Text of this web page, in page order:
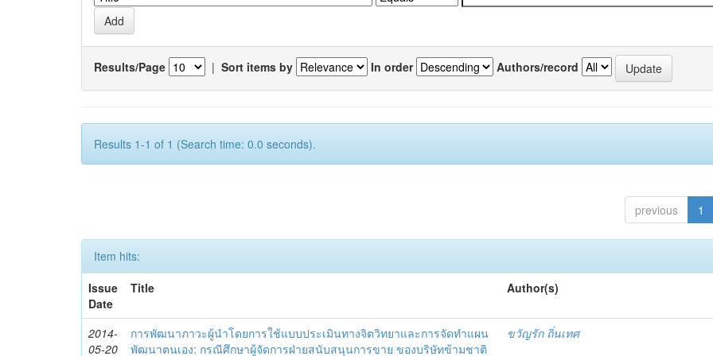
Results/Page | Sort items by In order Authors/record
Results 1-1 of 1 (Search time: 0.0 seconds).
previous 1
Item hits:
Issue
Date
Title Author(s)
2014-
05-20
การพัฒนาภาวะผู้นำโดยการใช้แบบประเมินทางจิตวิทยาและการจัดทำแผน
พัฒนาตนเอง: กรณีศึกษาผู้จัดการฝ่ายสนับสนุนการขาย ของบริษัทข้ามชาติ
ขวัญรัก ถิ่นเทศ